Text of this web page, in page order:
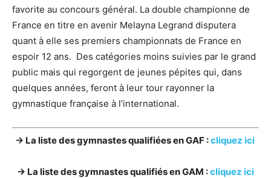
favorite au concours général. La double championne de
France en titre en avenir Melayna Legrand disputera
quant à elle ses premiers championnats de France en
espoir 12 ans. Des catégories moins suivies par le grand
public mais qui regorgent de jeunes pépites qui, dans
quelques années, feront à leur tour rayonner la
gymnastique française à l’international.
→ La liste des gymnastes qualifiées en GAF :cliquez ici
→ La liste des gymnastes qualifiés en GAM :cliquez ici